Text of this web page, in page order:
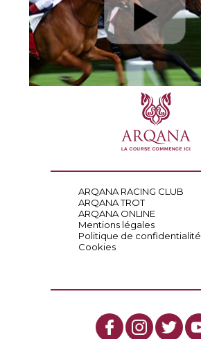
ARQANA RACING CLUB
ARQANA TROT
ARQANA ONLINE
Mentions légales
Politique de confidentialité
Cookies